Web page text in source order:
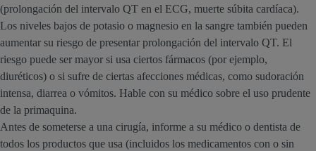
(prolongación del intervalo QT en el ECG, muerte súbita cardíaca).
Los niveles bajos de potasio o magnesio en la sangre también pueden
aumentar su riesgo de presentar prolongación del intervalo QT. El
riesgo puede ser mayor si usa ciertos fármacos (por ejemplo,
diuréticos) o si sufre de ciertas afecciones médicas, como sudoración
intensa, diarrea o vómitos. Hable con su médico sobre el uso prudente
de la primaquina.
Antes de someterse a una cirugía, informe a su médico o dentista de
todos los productos que usa (incluidos los medicamentos con o sin